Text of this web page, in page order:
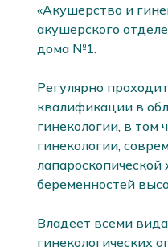
«Акушерство и
акушерского
дома №1.
Регулярно
квалификации в
гинекологии, в том
гинекологии,
беременностей
Владеет всеми
гинекологических